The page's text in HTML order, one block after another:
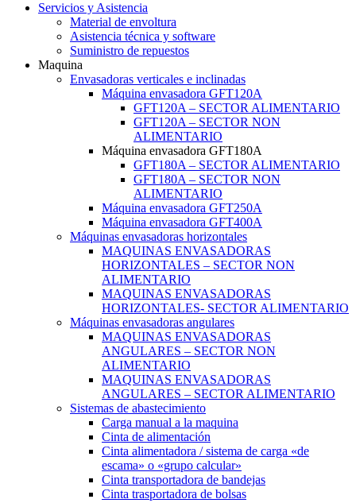
Servicios y Asistencia
Material de envoltura
Asistencia técnica y software
Suministro de repuestos
Maquina
Envasadoras verticales e inclinadas
Máquina envasadora GFT120A
GFT120A – SECTOR ALIMENTARIO
GFT120A – SECTOR NON
ALIMENTARIO
Máquina envasadora GFT180A
GFT180A – SECTOR ALIMENTARIO
GFT180A – SECTOR NON
ALIMENTARIO
Máquina envasadora GFT250A
Máquina envasadora GFT400A
Máquinas envasadoras horizontales
MAQUINAS ENVASADORAS
HORIZONTALES – SECTOR NON
ALIMENTARIO
MAQUINAS ENVASADORAS
HORIZONTALES- SECTOR ALIMENTARIO
Máquinas envasadoras angulares
MAQUINAS ENVASADORAS
ANGULARES – SECTOR NON
ALIMENTARIO
MAQUINAS ENVASADORAS
ANGULARES – SECTOR ALIMENTARIO
Sistemas de abastecimiento
Carga manual a la maquina
Cinta de alimentación
Cinta alimentadora / sistema de carga «de
escama» o «grupo calcular»
Cinta transportadora de bandejas
Cinta trasportadora de bolsas